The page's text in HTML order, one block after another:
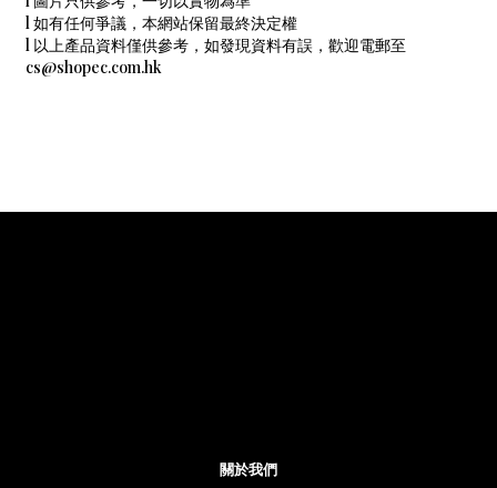
l 如有任何爭議，本網站保留最終決定權
l 以上產品資料僅供參考，如發現資料有誤，歡迎電郵至
cs@shopec.com.hk
關於我們